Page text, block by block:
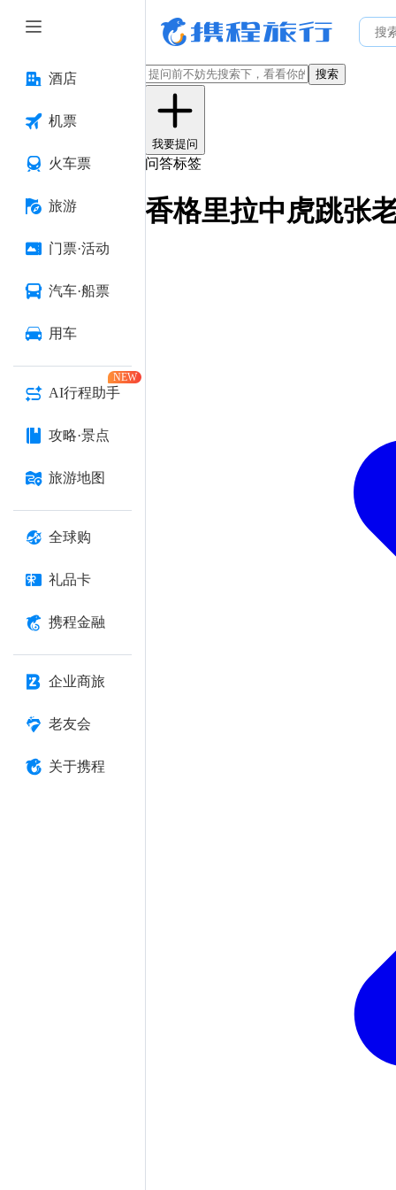
酒店
机票
火车票
旅游
门票·活动
汽车·船票
用车
AI行程助手
NEW
攻略·景点
旅游地图
全球购
礼品卡
携程金融
企业商旅
老友会
关于携程
搜索
我要提问
问答标签
香格里拉中虎跳张